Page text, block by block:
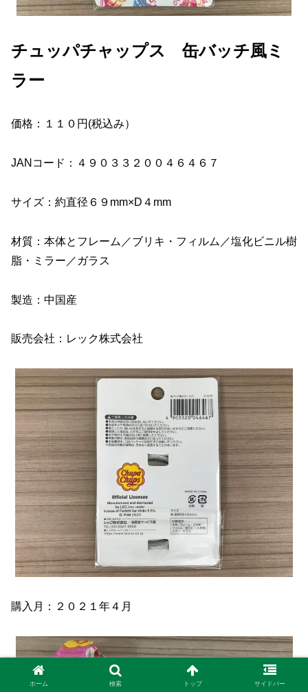
チュッパチャップス 缶バッチ風ミ
ラー
価格：１１０円(税込み）
JANコード：４９０３３２００４６４６７
サイズ：約直径６９mm×D４mm
材質：本体とフレーム／ブリキ・フィルム／塩化ビニル樹
脂・ミラー／ガラス
製造：中国産
販売会社：レック株式会社
購入月：２０２１年４月
ホーム 検索 トップ サイドバー